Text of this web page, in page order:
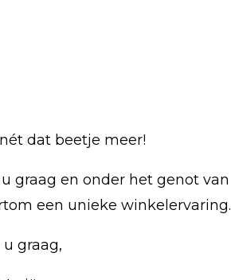
dat beetje meer!
graag en onder het genot van
een unieke winkelervaring.
graag,